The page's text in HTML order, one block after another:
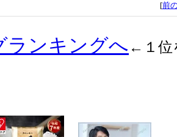
[前
ランキングへ ←１位